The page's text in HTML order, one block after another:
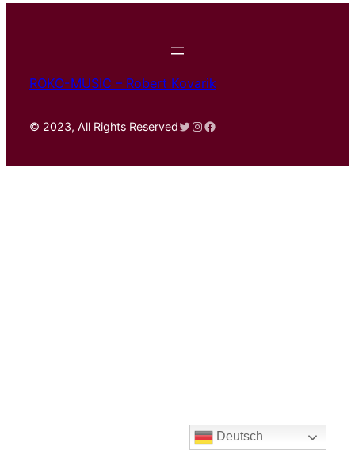
ROKO-MUSIC – Robert Kovarik
© 2023, All Rights ReservedTwitter
Instagram
Facebook
Deutsch